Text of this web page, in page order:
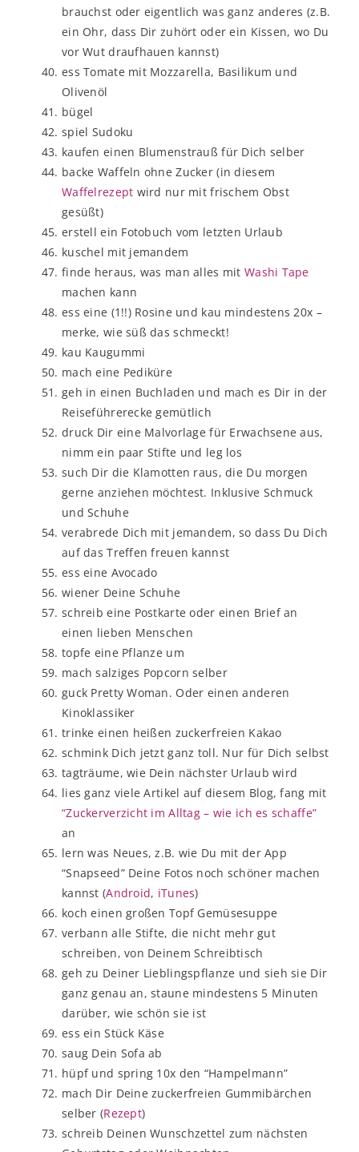
brauchst oder eigentlich was ganz anderes (z.B.
ein Ohr, dass Dir zuhört oder ein Kissen, wo Du
vor Wut draufhauen kannst)
ess Tomate mit Mozzarella, Basilikum und
Olivenöl
bügel
spiel Sudoku
kaufen einen Blumenstrauß für Dich selber
backe Waffeln ohne Zucker (in diesem
Waffelrezept wird nur mit frischem Obst
gesüßt)
erstell ein Fotobuch vom letzten Urlaub
kuschel mit jemandem
finde heraus, was man alles mit Washi Tape
machen kann
ess eine (1!!) Rosine und kau mindestens 20x –
merke, wie süß das schmeckt!
kau Kaugummi
mach eine Pediküre
geh in einen Buchladen und mach es Dir in der
Reiseführerecke gemütlich
druck Dir eine Malvorlage für Erwachsene aus,
nimm ein paar Stifte und leg los
such Dir die Klamotten raus, die Du morgen
gerne anziehen möchtest. Inklusive Schmuck
und Schuhe
verabrede Dich mit jemandem, so dass Du Dich
auf das Treffen freuen kannst
ess eine Avocado
wiener Deine Schuhe
schreib eine Postkarte oder einen Brief an
einen lieben Menschen
topfe eine Pflanze um
mach salziges Popcorn selber
guck Pretty Woman. Oder einen anderen
Kinoklassiker
trinke einen heißen zuckerfreien Kakao
schmink Dich jetzt ganz toll. Nur für Dich selbst
tagträume, wie Dein nächster Urlaub wird
lies ganz viele Artikel auf diesem Blog, fang mit
“Zuckerverzicht im Alltag – wie ich es schaffe”
an
lern was Neues, z.B. wie Du mit der App
“Snapseed” Deine Fotos noch schöner machen
kannst (Android, iTunes)
koch einen großen Topf Gemüsesuppe
verbann alle Stifte, die nicht mehr gut
schreiben, von Deinem Schreibtisch
geh zu Deiner Lieblingspflanze und sieh sie Dir
ganz genau an, staune mindestens 5 Minuten
darüber, wie schön sie ist
ess ein Stück Käse
saug Dein Sofa ab
hüpf und spring 10x den “Hampelmann”
mach Dir Deine zuckerfreien Gummibärchen
selber (Rezept)
schreib Deinen Wunschzettel zum nächsten